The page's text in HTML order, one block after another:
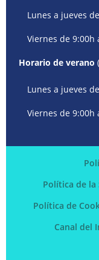
Lunes a jueves
Viernes de 9:00h
Horario de verano
Lunes a jueves
Viernes de 9:00h
Política de la
Política de
Canal del